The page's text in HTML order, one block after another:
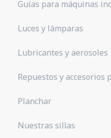
Guías para máquinas
Luces y lámparas
Lubricantes y aerosoles
Repuestos y accesorios
Planchar
Nuestras sillas